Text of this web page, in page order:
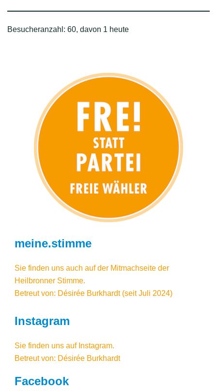
im
Rathaus
Besucheranzahl: 60, davon 1 heute
meine.stimme
Sie finden uns auch auf der Mitmachseite der
Heilbronner Stimme.
Betreut von: Désirée Burkhardt (seit Juli 2024)
Instagram
Sie finden uns auf Instagram.
Betreut von: Désirée Burkhardt
Facebook